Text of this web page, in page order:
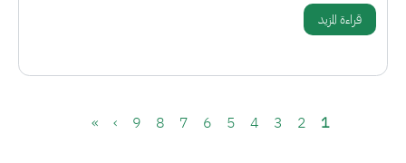
قراءة المزيد
Pagination
Current page
1 الصفحة
2 الصفحة
3 الصفحة
4 الصفحة
5 الصفحة
6 الصفحة
7 الصفحة
8 الصفحة
9 الصفحة التالية›
Last page
»